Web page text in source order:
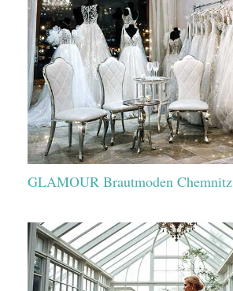
GLAMOUR Brautmoden Chemnitz